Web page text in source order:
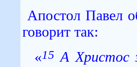
Апостол Павел
говорит так:
«15 А Христос